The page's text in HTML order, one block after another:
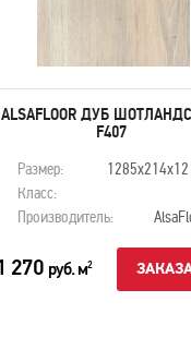
ALSAFLOOR ДУБ
F407
Размер:
Класс:
Производитель:
270 руб. м2